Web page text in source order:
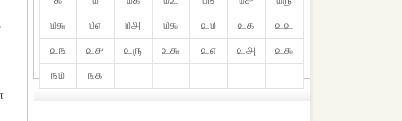
௰௬
௰௭ ௰௮ ௰௯ ௨௰ ௨௧
௨௨
௨௩
௨௪ ௨௫ ௨௬ ௨௭ ௨௮
௨௯
௩௰
௩௧